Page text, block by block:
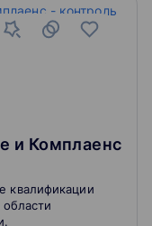
и Комплаенс
квалификации